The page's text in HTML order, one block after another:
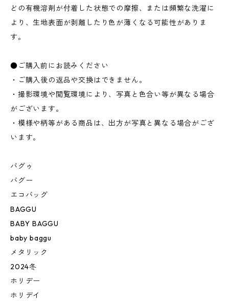
どの有機溶剤が付着した状態での摩擦、または頻繁な洗濯に
より、生地表面が剥離したり色が薄くなる可能性がありま
す。
●ご購入前にお読みください
・ご購入後の返品や交換はできません。
・撮影環境や閲覧環境により、写真と色合い等が異なる場合
がございます。
・模様や柄等がある商品は、出方が写真と異なる場合がござ
います。
バグゥ
バグー
エコバッグ
BAGGU
BABY BAGGU
baby baggu
メタリック
2024冬
ホリデー
ホリデイ